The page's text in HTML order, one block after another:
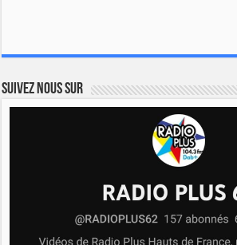
Suivez nous sur